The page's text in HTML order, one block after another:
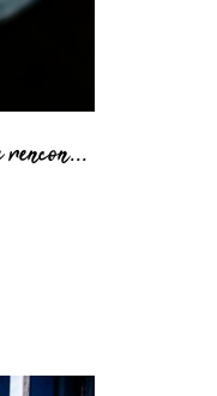
Résidence écriture Récits de rencontre